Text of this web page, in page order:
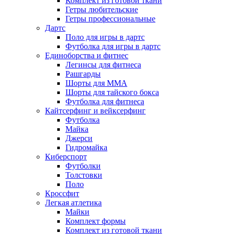
Гетры любительские
Гетры профессиональные
Дартс
Поло для игры в дартс
Футболка для игры в дартс
Единоборства и фитнес
Легинсы для фитнеса
Рашгарды
Шорты для MMA
Шорты для тайского бокса
Футболка для фитнеса
Кайтсерфинг и вейксерфинг
Футболка
Майка
Джерси
Гидромайка
Киберспорт
Футболки
Толстовки
Поло
Кроссфит
Легкая атлетика
Майки
Комплект формы
Комплект из готовой ткани